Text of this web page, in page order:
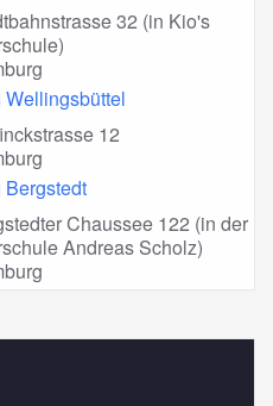
32 (in Kio's
Wellingsbüttel
12
Bergstedt
Chaussee 122 (in der
Andreas Scholz)